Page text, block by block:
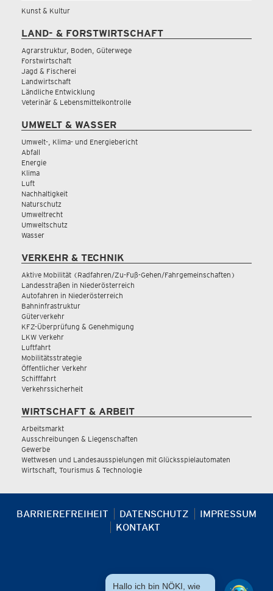
Kunst & Kultur
LAND- & FORSTWIRTSCHAFT
Agrarstruktur, Boden, Güterwege
Forstwirtschaft
Jagd & Fischerei
Landwirtschaft
Ländliche Entwicklung
Veterinär & Lebensmittelkontrolle
UMWELT & WASSER
Umwelt-, Klima- und Energiebericht
Abfall
Energie
Klima
Luft
Nachhaltigkeit
Naturschutz
Umweltrecht
Umweltschutz
Wasser
VERKEHR & TECHNIK
Aktive Mobilität (Radfahren/Zu-Fuß-Gehen/Fahrgemeinschaften)
Landesstraßen in Niederösterreich
Autofahren in Niederösterreich
Bahninfrastruktur
Güterverkehr
KFZ-Überprüfung & Genehmigung
LKW Verkehr
Luftfahrt
Mobilitätsstrategie
Öffentlicher Verkehr
Schifffahrt
Verkehrssicherheit
WIRTSCHAFT & ARBEIT
Arbeitsmarkt
Ausschreibungen & Liegenschaften
Gewerbe
Wettwesen und Landesausspielungen mit Glücksspielautomaten
Wirtschaft, Tourismus & Technologie
BARRIEREFREIHEIT DATENSCHUTZ
IMPRESSUM
KONTAKT
Hallo ich bin NÖKI, wie